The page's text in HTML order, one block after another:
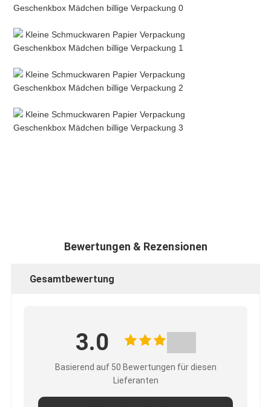
Bewertungen & Rezensionen
Gesamtbewertung
3.0
Basierend auf 50 Bewertungen für diesen
Lieferanten